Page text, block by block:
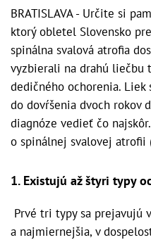
BRATISLAVA - Určite si
ktorý obletel Slovensko
spinálna svalová atrofia
vyzbierali na drahú liečbu
dedičného ochorenia. Liek
do dovŕšenia dvoch rokov
diagnóze vedieť čo
o spinálnej svalovej atrofii
1. Existujú až štyri typy
Prvé tri typy sa prejavujú
a najmiernejšia, v